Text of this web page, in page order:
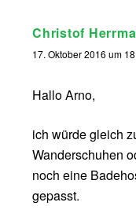
Christof
17. Oktober 2016 um
Hallo Arno,
ich würde gleich
Wanderschuhen
noch eine
gepasst.